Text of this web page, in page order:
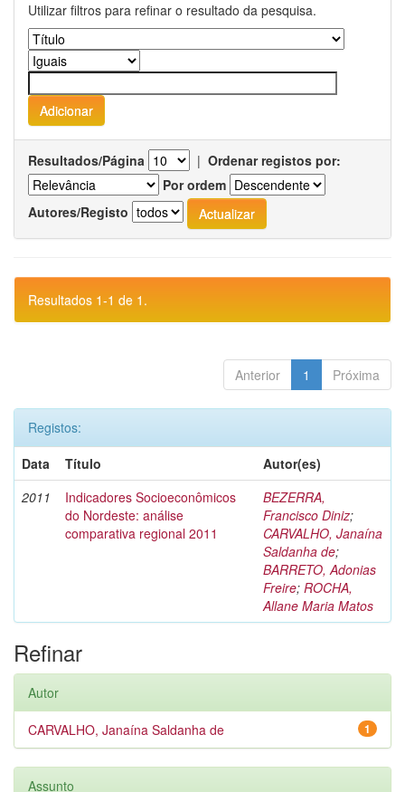
Utilizar filtros para refinar o resultado da pesquisa.
Resultados/Página | Ordenar registos por:
Por ordem
Autores/Registo
Resultados 1-1 de 1.
Anterior 1 Próxima
Registos:
Data
Título
Autor(es)
2011
Indicadores Socioeconômicos
do Nordeste: análise
comparativa regional 2011
BEZERRA,
Francisco Diniz;
CARVALHO, Janaína
Saldanha de;
BARRETO, Adonias
Freire; ROCHA,
Allane Maria Matos
Refinar
Autor
1
CARVALHO, Janaína Saldanha de
Assunto